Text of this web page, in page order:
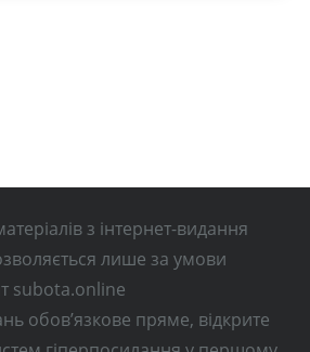
з інтернет-видання
лише за умови
subota.online
обов’язкове пряме, відкрите